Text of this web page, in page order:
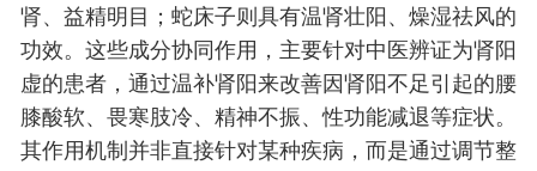
肾、益精明目；蛇床子则具有温肾壮阳、燥湿祛风的
功效。这些成分协同作用，主要针对中医辨证为肾阳
虚的患者，通过温补肾阳来改善因肾阳不足引起的腰
膝酸软、畏寒肢冷、精神不振、性功能减退等症状。
其作用机制并非直接针对某种疾病，而是通过调节整